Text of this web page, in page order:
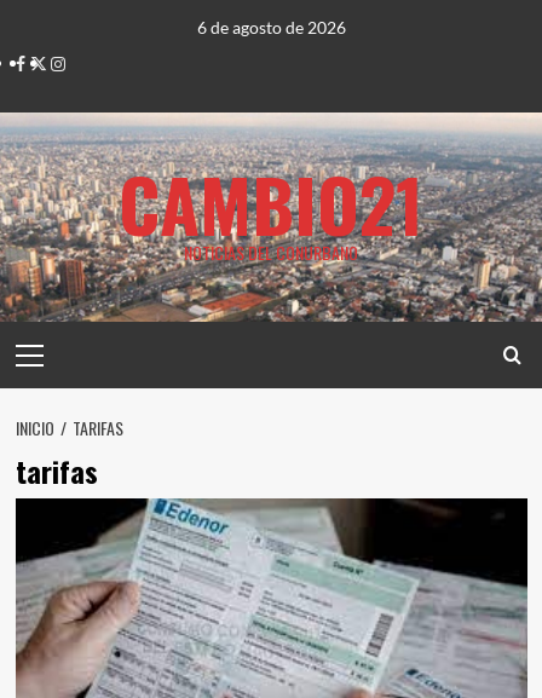
contenido
6 de agosto de 2026
Facebook
TwitterInstagram
CAMBIO21
NOTICIAS DEL CONURBANO
principal
INICIO TARIFAS
tarifas